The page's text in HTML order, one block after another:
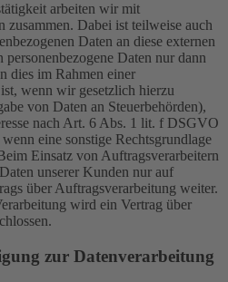
arbeiten wir mit
zusammen. Dabei ist teilweise auch
Daten an diese externen
Daten nur dann
dies im Rahmen einer
wenn wir gesetzlich hierzu
von Daten an Steuerbehörden),
nach Art. 6 Abs. 1 lit. f DSGVO
eine sonstige Rechtsgrundlage
Einsatz von Auftragsverarbeitern
unserer Kunden nur auf
über Auftragsverarbeitung weiter.
wird ein Vertrag über
zur Datenverarbeitung